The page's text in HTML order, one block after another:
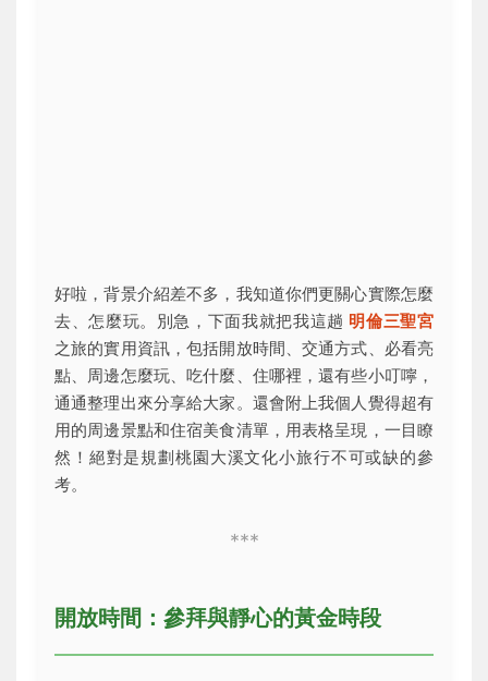
好啦，背景介紹差不多，我知道你們更關心實際怎麼
去、怎麼玩。別急，下面我就把我這趟 明倫三聖宮
之旅的實用資訊，包括開放時間、交通方式、必看亮
點、周邊怎麼玩、吃什麼、住哪裡，還有些小叮嚀，
通通整理出來分享給大家。還會附上我個人覺得超有
用的周邊景點和住宿美食清單，用表格呈現，一目瞭
然！絕對是規劃桃園大溪文化小旅行不可或缺的參
考。
***
開放時間：參拜與靜心的黃金時段